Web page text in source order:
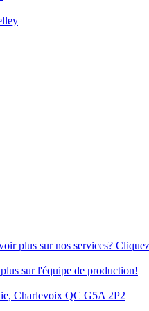
plus sur nos services?
sur l'équipe de production!
Charlevoix QC G5A 2P2